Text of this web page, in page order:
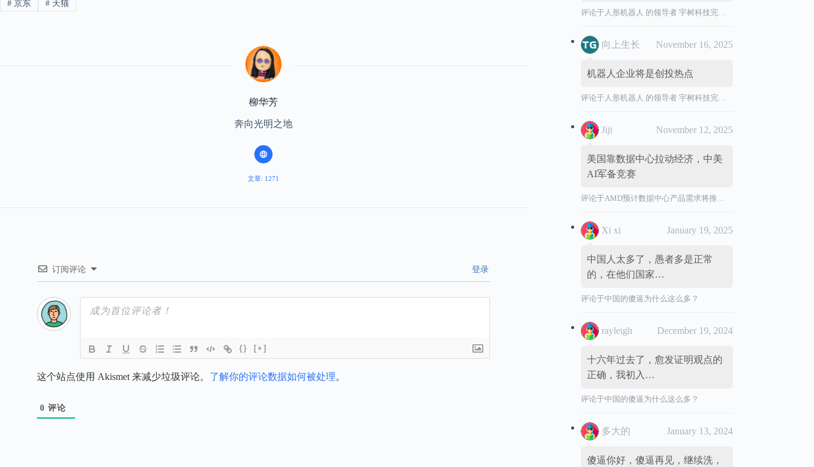
#京东 #天猫
柳华芳
奔向光明之地
文章: 1271
订阅评论 登录
{} [+]
这个站点使用 Akismet 来减少垃圾评论。 了解你的评论数据如何被处理。
0 评论
评论于人形机器人 的领导者 宇树科技完成 IPO 辅导，拟境内首次公开发行股票并上市。
向上生长 November 16, 2025
机器人企业将是创投热点
评论于人形机器人 的领导者 宇树科技完成 IPO 辅导，拟境内首次公开发行股票并上市。
Jiji November 12, 2025
美国靠数据中心拉动经济，中美
AI军备竞赛
评论于AMD预计数据中心产品需求将推动营收加速增长
Xi xi January 19, 2025
中国人太多了，愚者多是正常
的，在他们国家…
评论于中国的傻逼为什么这么多？
rayleigh December 19, 2024
十六年过去了，愈发证明观点的
正确，我初入…
评论于中国的傻逼为什么这么多？
多大的 January 13, 2024
傻逼你好，傻逼再见，继续洗，